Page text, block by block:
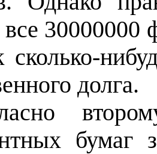
30000000
сколько-
долга.